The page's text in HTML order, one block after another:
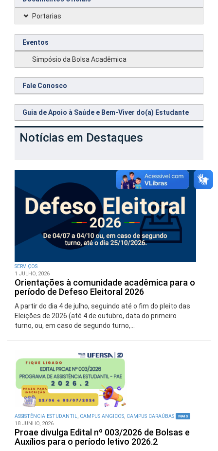
Portarias
Eventos
Simpósio da Bolsa Acadêmica
Fale Conosco
Guia de Apoio à Saúde e Bem-Viver do(a) Estudante
Notícias em Destaques
SERVIÇOS
1 JULHO, 2026
Orientações à comunidade acadêmica para o
período de Defeso Eleitoral 2026
A partir do dia 4 de julho, seguindo até o fim do pleito das
Eleições de 2026 (até 4 de outubro, data do primeiro
turno, ou, em caso de segundo turno,...
ASSISTÊNCIA ESTUDANTIL, CAMPUS ANGICOS, CAMPUS CARAÚBAS MAIS
18 JUNHO, 2026
Proae divulga Edital nº 003/2026 de Bolsas e
Auxílios para o período letivo 2026.2